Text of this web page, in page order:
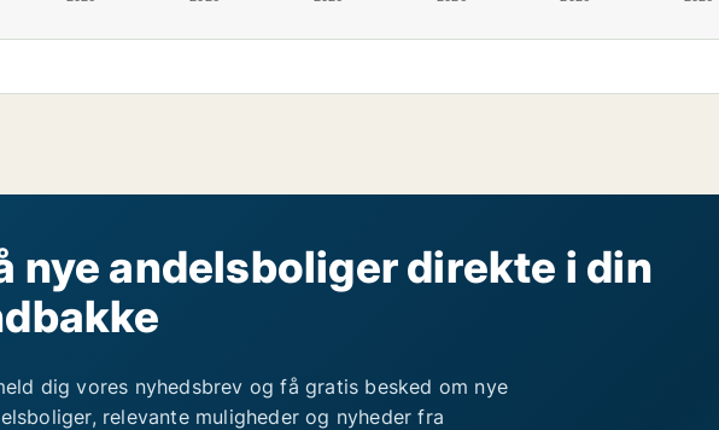
nye andelsboliger direkte i din
dig vores nyhedsbrev og få gratis besked om nye
relevante muligheder og nyheder fra